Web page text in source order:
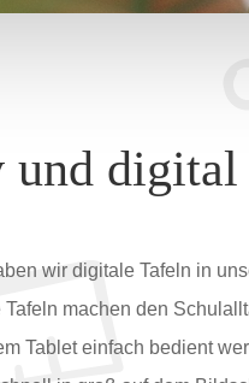
und digital
wir digitale Tafeln in
machen den
Tablet einfach bedient